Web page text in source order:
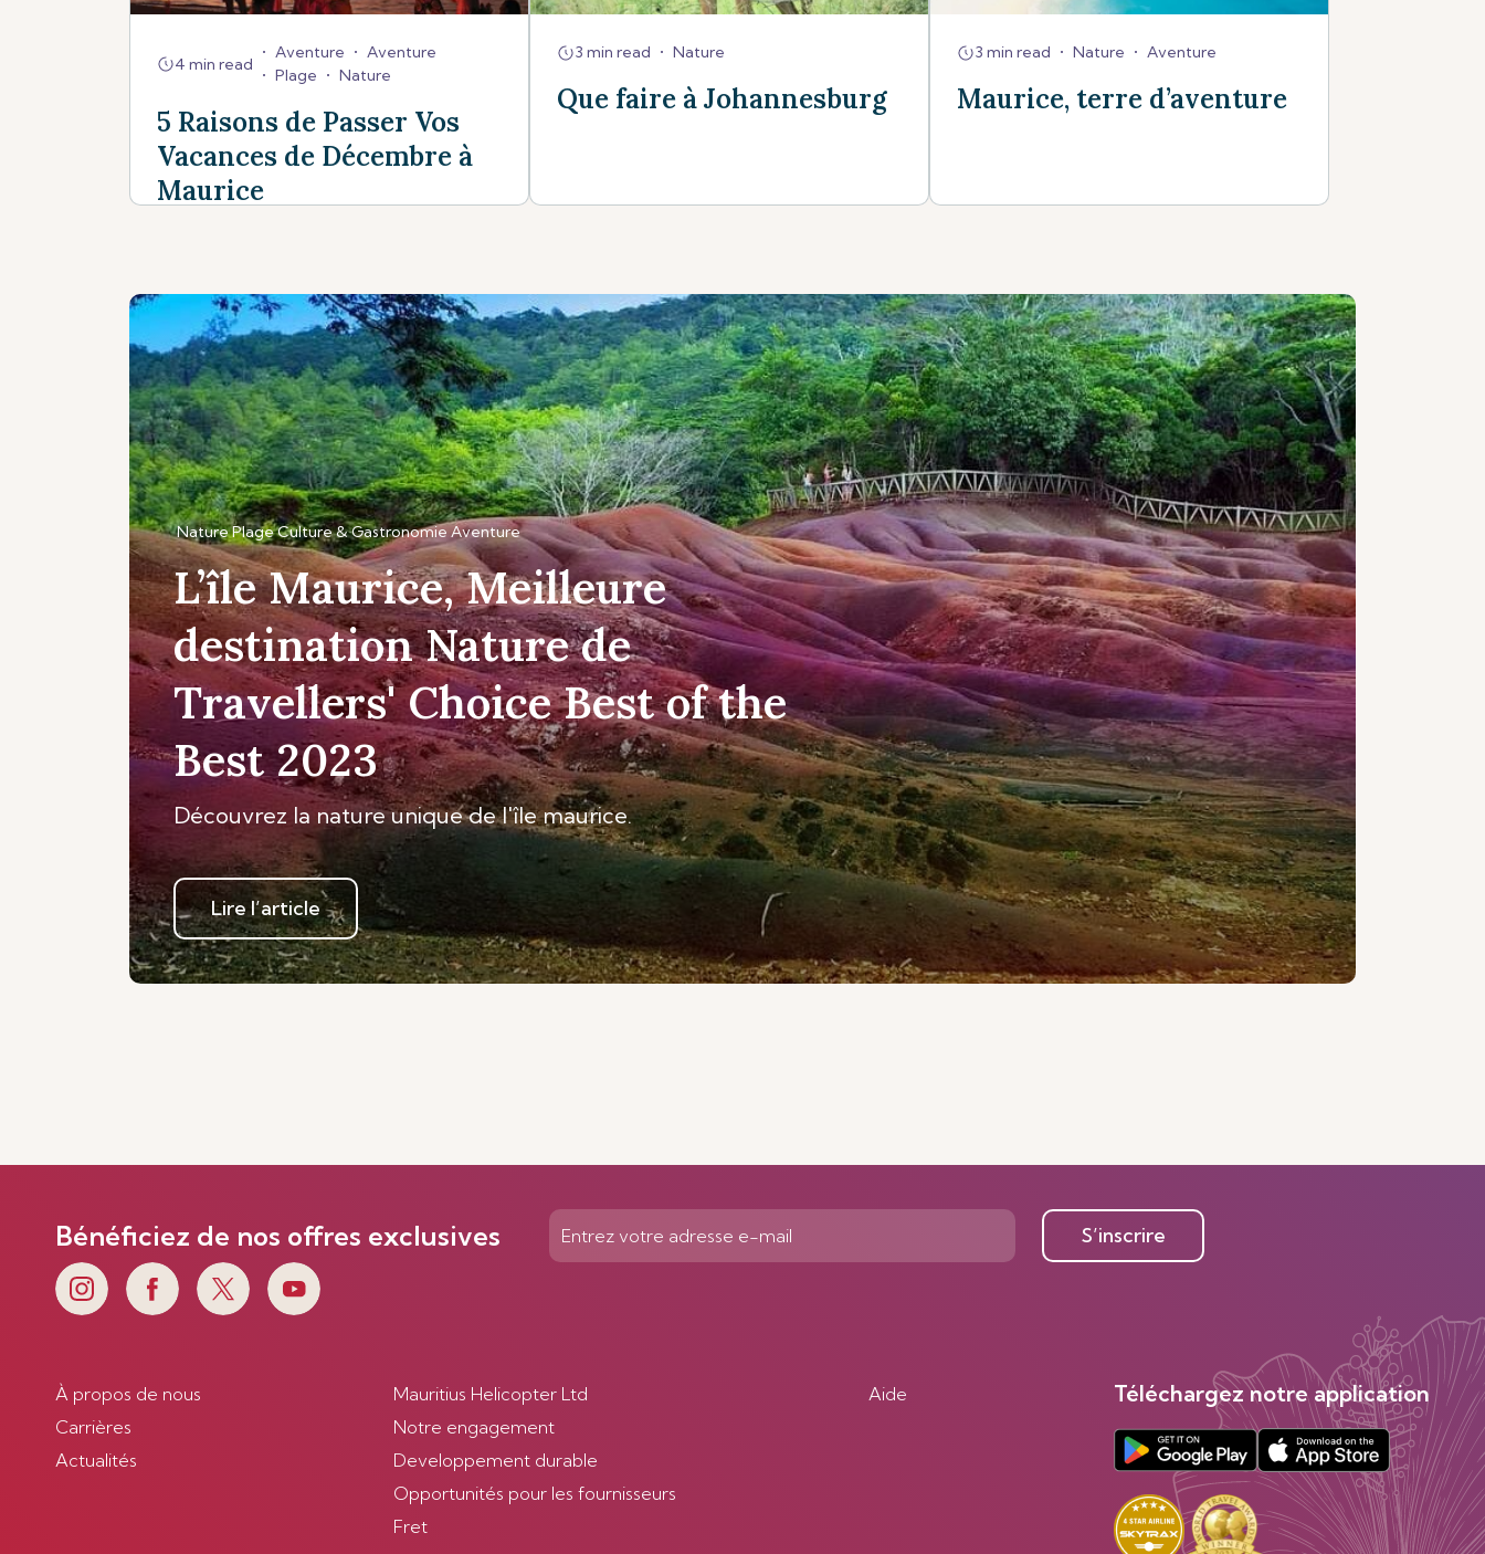
4 min read
• Aventure • Aventure
• Plage • Nature
5 Raisons de Passer Vos
Vacances de Décembre à
Maurice
3 min read • Nature
Que faire à Johannesburg
3 min read • Nature • Aventure
Maurice, terre d’aventure
NaturePlageCulture & GastronomieAventure
L’île Maurice, Meilleure
destination Nature de
Travellers' Choice Best of the
Best 2023
Découvrez la nature unique de l'île maurice.
Lire l’article
Bénéficiez de nos offres exclusives S’inscrire
À propos de nous
Carrières
Actualités
Mauritius Helicopter Ltd
Notre engagement
Developpement durable
Opportunités pour les fournisseurs
Fret
Aide Téléchargez notre application